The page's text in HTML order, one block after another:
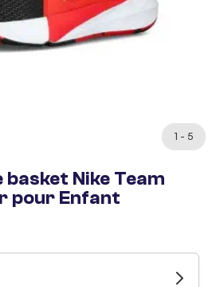
1 - 5
Nike Team
pour Enfant